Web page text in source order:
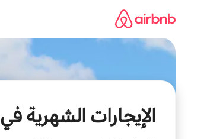
الإيجارات الشهرية في